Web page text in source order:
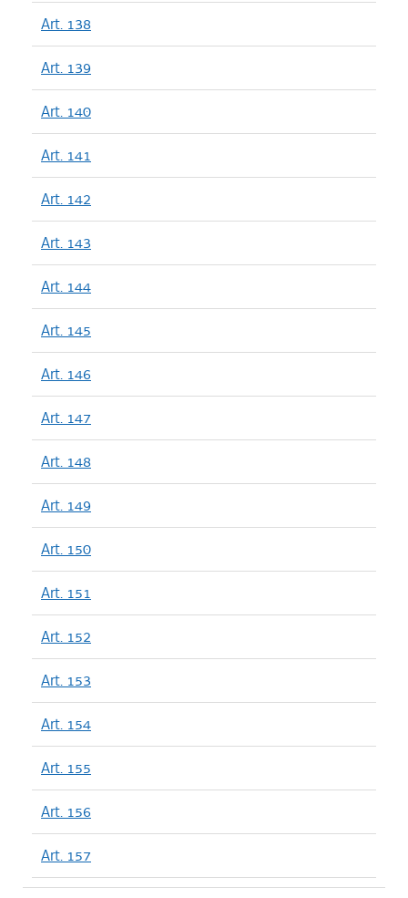
Art. 138
Art. 139
Art. 140
Art. 141
Art. 142
Art. 143
Art. 144
Art. 145
Art. 146
Art. 147
Art. 148
Art. 149
Art. 150
Art. 151
Art. 152
Art. 153
Art. 154
Art. 155
Art. 156
Art. 157